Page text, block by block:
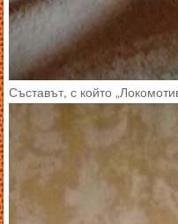
Съставът, с който